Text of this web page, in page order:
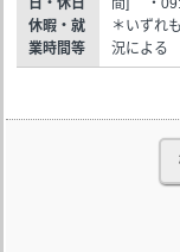
休暇・就
業時間等
＊いずれ
況による